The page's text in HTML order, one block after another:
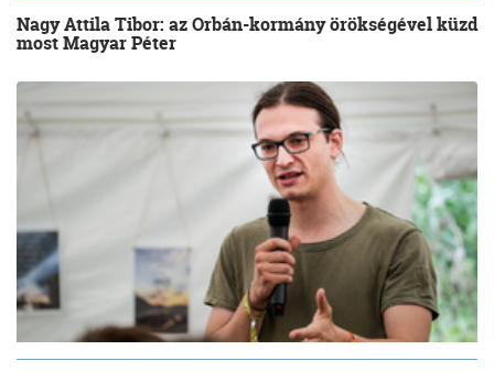
Nagy Attila Tibor: az Orbán-kormány örökségével küzd
most Magyar Péter